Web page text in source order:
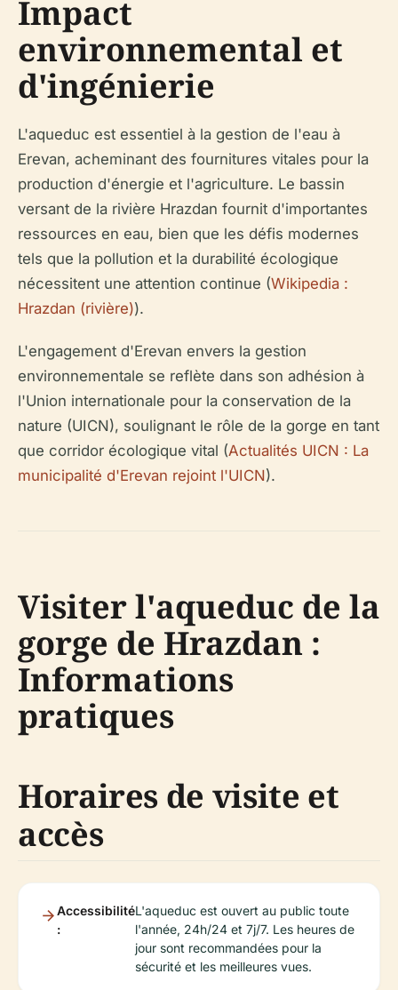
Impact
environnemental et
d'ingénierie
L'aqueduc est essentiel à la gestion de l'eau à
Erevan, acheminant des fournitures vitales pour la
production d'énergie et l'agriculture. Le bassin
versant de la rivière Hrazdan fournit d'importantes
ressources en eau, bien que les défis modernes
tels que la pollution et la durabilité écologique
nécessitent une attention continue (Wikipedia :
Hrazdan (rivière)).
L'engagement d'Erevan envers la gestion
environnementale se reflète dans son adhésion à
l'Union internationale pour la conservation de la
nature (UICN), soulignant le rôle de la gorge en tant
que corridor écologique vital (Actualités UICN : La
municipalité d'Erevan rejoint l'UICN).
Visiter l'aqueduc de la
gorge de Hrazdan :
Informations
pratiques
Horaires de visite et
accès
Accessibilité
:
L'aqueduc est ouvert au public toute
l'année, 24h/24 et 7j/7. Les heures de
jour sont recommandées pour la
sécurité et les meilleures vues.